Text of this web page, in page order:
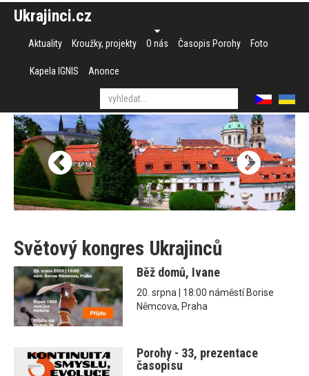
Ukrajinci.cz
Aktuality Kroužky, projekty O nás Časopis Porohy Foto
Kapela IGNIS Anonce
Světový kongres Ukrajinců
Běž domů, Ivane
20. srpna | 18:00 náměstí Borise
Němcova, Praha
Porohy - 33, prezentace
časopisu